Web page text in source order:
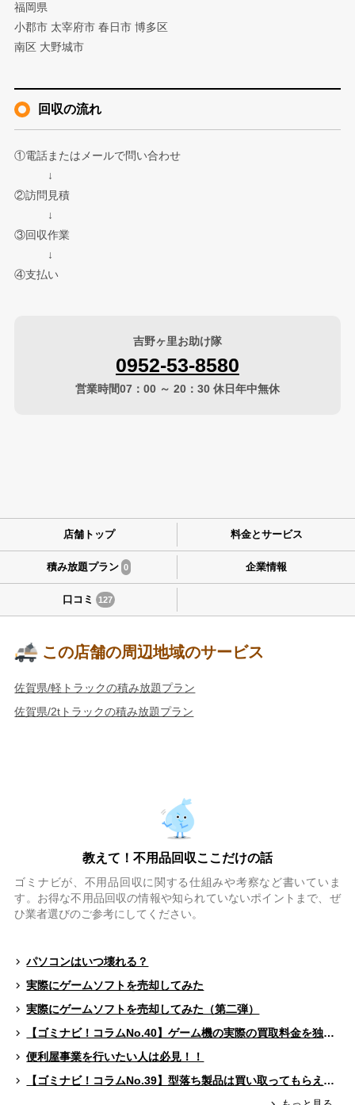
福岡県
小郡市 太宰府市 春日市 博多区
南区 大野城市
回収の流れ
①電話またはメールで問い合わせ
↓
②訪問見積
↓
③回収作業
↓
④支払い
吉野ヶ里お助け隊
0952-53-8580
営業時間07：00 ～ 20：30 休日年中無休
店舗トップ 料金とサービス
積み放題プラン 0 企業情報
口コミ 127
この店舗の周辺地域のサービス
佐賀県/軽トラックの積み放題プラン
佐賀県/2tトラックの積み放題プラン
教えて！不用品回収ここだけの話
ゴミナビが、不用品回収に関する仕組みや考察など書いていま
す。お得な不用品回収の情報や知られていないポイントまで、ぜ
ひ業者選びのご参考にしてください。
パソコンはいつ壊れる？
実際にゲームソフトを売却してみた
実際にゲームソフトを売却してみた（第二弾）
【ゴミナビ！コラムNo.40】ゲーム機の実際の買取料金を独自調査！！
便利屋事業を行いたい人は必見！！
【ゴミナビ！コラムNo.39】型落ち製品は買い取ってもらえる？（ゲームソフト編）